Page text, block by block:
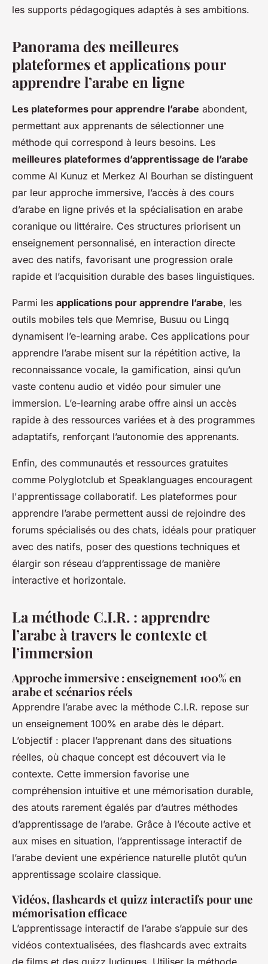
les supports pédagogiques adaptés à ses ambitions.
Panorama des meilleures
plateformes et applications pour
apprendre l’arabe en ligne
Les plateformes pour apprendre l’arabe abondent,
permettant aux apprenants de sélectionner une
méthode qui correspond à leurs besoins. Les
meilleures plateformes d’apprentissage de l’arabe
comme Al Kunuz et Merkez Al Bourhan se distinguent
par leur approche immersive, l’accès à des cours
d’arabe en ligne privés et la spécialisation en arabe
coranique ou littéraire. Ces structures priorisent un
enseignement personnalisé, en interaction directe
avec des natifs, favorisant une progression orale
rapide et l’acquisition durable des bases linguistiques.
Parmi les applications pour apprendre l’arabe, les
outils mobiles tels que Memrise, Busuu ou Lingq
dynamisent l’e-learning arabe. Ces applications pour
apprendre l’arabe misent sur la répétition active, la
reconnaissance vocale, la gamification, ainsi qu’un
vaste contenu audio et vidéo pour simuler une
immersion. L’e-learning arabe offre ainsi un accès
rapide à des ressources variées et à des programmes
adaptatifs, renforçant l’autonomie des apprenants.
Enfin, des communautés et ressources gratuites
comme Polyglotclub et Speaklanguages encouragent
l'apprentissage collaboratif. Les plateformes pour
apprendre l’arabe permettent aussi de rejoindre des
forums spécialisés ou des chats, idéals pour pratiquer
avec des natifs, poser des questions techniques et
élargir son réseau d’apprentissage de manière
interactive et horizontale.
La méthode C.I.R. : apprendre
l’arabe à travers le contexte et
l’immersion
Approche immersive : enseignement 100% en
arabe et scénarios réels
Apprendre l’arabe avec la méthode C.I.R. repose sur
un enseignement 100% en arabe dès le départ.
L’objectif : placer l’apprenant dans des situations
réelles, où chaque concept est découvert via le
contexte. Cette immersion favorise une
compréhension intuitive et une mémorisation durable,
des atouts rarement égalés par d’autres méthodes
d’apprentissage de l’arabe. Grâce à l’écoute active et
aux mises en situation, l’apprentissage interactif de
l’arabe devient une expérience naturelle plutôt qu’un
apprentissage scolaire classique.
Vidéos, flashcards et quizz interactifs pour une
mémorisation efficace
L’apprentissage interactif de l’arabe s’appuie sur des
vidéos contextualisées, des flashcards avec extraits